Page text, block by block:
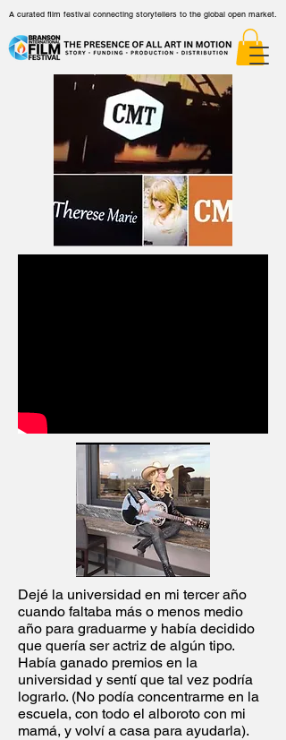
A curated film festival connecting storytellers to the global open market.
Dejé la universidad en mi tercer año
cuando faltaba más o menos medio
año para graduarme y había decidido
que quería ser actriz de algún tipo.
Había ganado premios en la
universidad y sentí que tal vez podría
lograrlo. (No podía concentrarme en la
escuela, con todo el alboroto con mi
mamá, y volví a casa para ayudarla).